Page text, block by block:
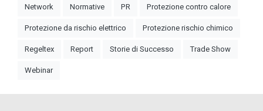
Network
Normative PR
Protezione contro calore
Protezione da rischio elettrico
Protezione rischio chimico
Regeltex
Report Storie di Successo
Trade Show
Webinar